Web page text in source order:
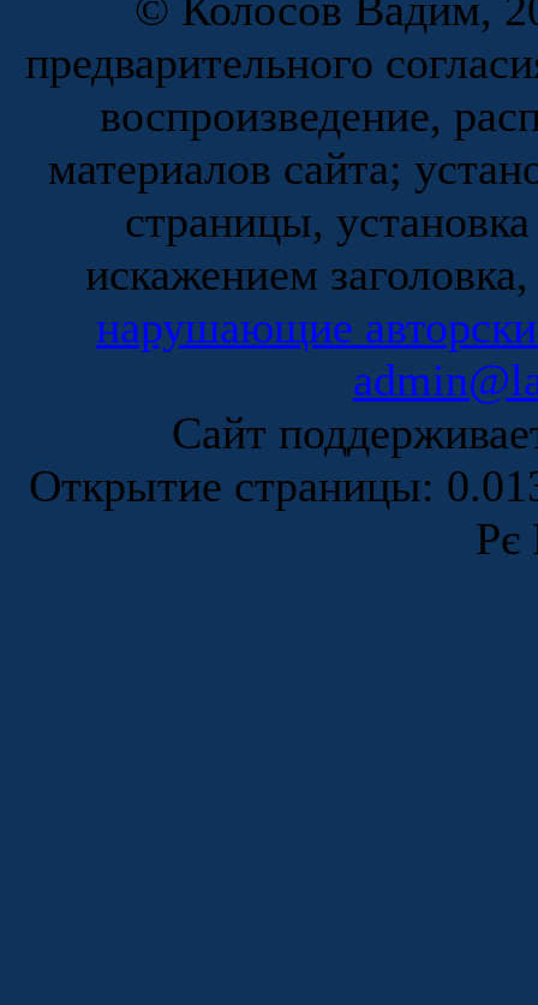
предварительного
воспроизведение,
материалов сайта;
страницы,
искажением
нарушающие
Сайт
Открытие страницы:
Рє